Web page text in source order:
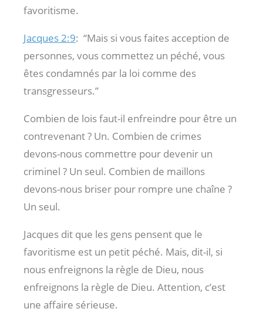
favoritisme.
Jacques 2:9: “Mais si vous faites acception de
personnes, vous commettez un péché, vous
êtes condamnés par la loi comme des
transgresseurs.”
Combien de lois faut-il enfreindre pour être un
contrevenant ? Un. Combien de crimes
devons-nous commettre pour devenir un
criminel ? Un seul. Combien de maillons
devons-nous briser pour rompre une chaîne ?
Un seul.
Jacques dit que les gens pensent que le
favoritisme est un petit péché. Mais, dit-il, si
nous enfreignons la règle de Dieu, nous
enfreignons la règle de Dieu. Attention, c’est
une affaire sérieuse.